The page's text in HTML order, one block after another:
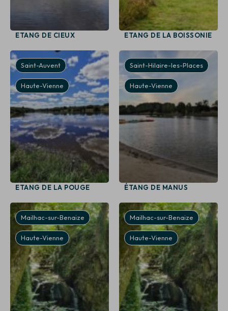
ETANG DE CIEUX ETANG DE LA BOISSONIE
Saint-Auvent
Haute-Vienne
ETANG DE LA POUGE
Saint-Hilaire-les-Places
Haute-Vienne
ÉTANG DE MANUS
Mailhac-sur-Benaize
Haute-Vienne
Mailhac-sur-Benaize
Haute-Vienne